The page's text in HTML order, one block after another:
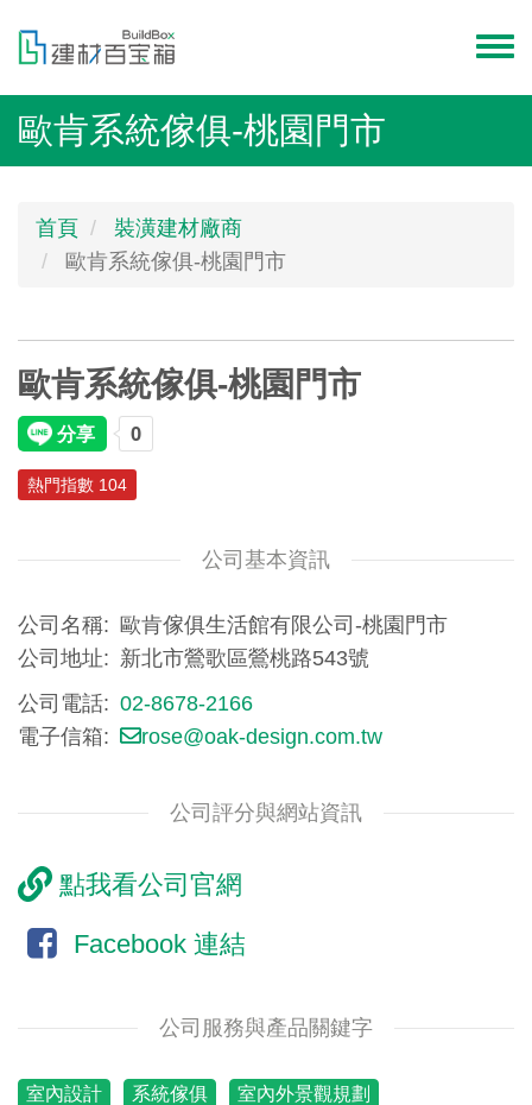
內
容
menu
歐肯系統傢俱-桃園門市
首頁
裝潢建材廠商
歐肯系統傢俱-桃園門市
歐肯系統傢俱-桃園門市
熱門指數 104
公司基本資訊
公司名稱
歐肯傢俱生活館有限公司-桃園門市
公司地址
新北市鶯歌區鶯桃路543號
公司電話
02-8678-2166
電子信箱
rose@oak-design.com.tw
公司評分與網站資訊
點我看公司官網
Facebook 連結
公司服務與產品關鍵字
室內設計 系統傢俱
室內外景觀規劃